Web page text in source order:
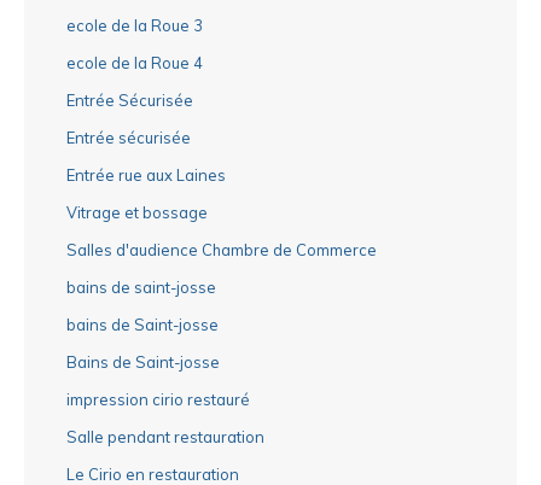
ecole de la Roue 3
ecole de la Roue 4
Entrée Sécurisée
Entrée sécurisée
Entrée rue aux Laines
Vitrage et bossage
Salles d'audience Chambre de Commerce
bains de saint-josse
bains de Saint-josse
Bains de Saint-josse
impression cirio restauré
Salle pendant restauration
Le Cirio en restauration